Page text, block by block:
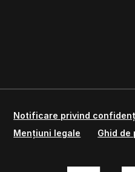
Notificare privind
Mențiuni legale
Ghid